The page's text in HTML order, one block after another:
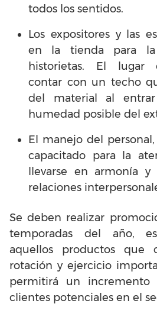
todos los sentidos.
Los expositores y las
en la tienda para
historietas. El lugar
contar con un techo
del material al
humedad posible del
El manejo del
capacitado para la
llevarse en armonía
relaciones
Se deben realizar
temporadas del año,
aquellos productos que
rotación y ejercicio
permitirá un
clientes potenciales en el